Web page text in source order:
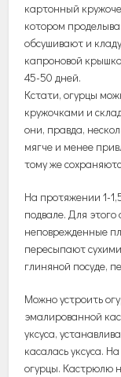
картонный
котором
обсушивают и
капроновой
45-50 дней.
Кстати, огурцы
кружочками и
они, правда,
мягче и менее
тому же
На протяжении 1-
подвале. Для
неповрежденные
пересыпают
глиняной посуде,
Можно устроить
эмалированной
уксуса,
касалась уксуса.
огурцы. Кастрюлю